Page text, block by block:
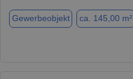
Gewerbeobjekt ca. 145,00 m²